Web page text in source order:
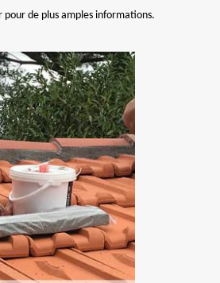
pour de plus amples informations.